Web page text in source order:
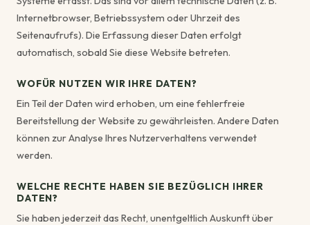
Internetbrowser, Betriebssystem oder Uhrzeit des
Seitenaufrufs). Die Erfassung dieser Daten erfolgt
automatisch, sobald Sie diese Website betreten.
WOFÜR NUTZEN WIR IHRE DATEN?
Ein Teil der Daten wird erhoben, um eine fehlerfreie
Bereitstellung der Website zu gewährleisten. Andere Daten
können zur Analyse Ihres Nutzerverhaltens verwendet
werden.
WELCHE RECHTE HABEN SIE BEZÜGLICH IHRER
DATEN?
Sie haben jederzeit das Recht, unentgeltlich Auskunft über